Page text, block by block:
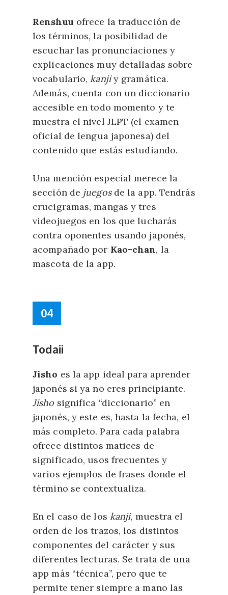
Renshuu ofrece la traducción de
los términos, la posibilidad de
escuchar las pronunciaciones y
explicaciones muy detalladas sobre
vocabulario,kanjiy gramática.
Además, cuenta con un diccionario
accesible en todo momento y te
muestra el nivel JLPT (el examen
oficial de lengua japonesa) del
contenido que estás estudiando.
Una mención especial merece la
sección de juegosde la app. Tendrás
crucigramas, mangas y tres
videojuegos en los que lucharás
contra oponentes usando japonés,
acompañado por Kao-chan, la
mascota de la app.
04
Todaii
Jisho es la app ideal para aprender
japonés si ya no eres principiante.
Jisho significa “diccionario” en
japonés, y este es, hasta la fecha, el
más completo. Para cada palabra
ofrece distintos matices de
significado, usos frecuentes y
varios ejemplos de frases donde el
término se contextualiza.
En el caso de los kanji, muestra el
orden de los trazos, los distintos
componentes del carácter y sus
diferentes lecturas. Se trata de una
app más “técnica”, pero que te
permite tener siempre a mano las